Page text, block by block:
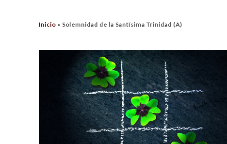
Inicio» Solemnidad de la Santísima Trinidad (A)